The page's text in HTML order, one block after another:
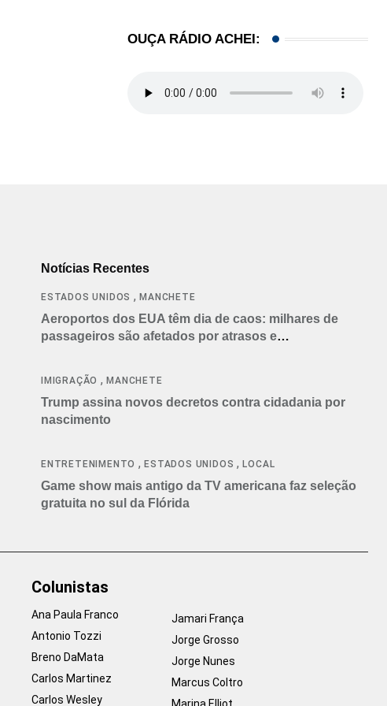
OUÇA RÁDIO ACHEI:
Notícias Recentes
ESTADOS UNIDOS ,MANCHETE
Aeroportos dos EUA têm dia de caos: milhares de
passageiros são afetados por atrasos e
IMIGRAÇÃO ,MANCHETE
Trump assina novos decretos contra cidadania por
nascimento
ENTRETENIMENTO ,ESTADOS UNIDOS ,LOCAL
Game show mais antigo da TV americana faz seleção
gratuita no sul da Flórida
Colunistas
Ana Paula Franco
Antonio Tozzi
Breno DaMata
Carlos Martinez
Carlos Wesley
Jamari França
Jorge Grosso
Jorge Nunes
Marcus Coltro